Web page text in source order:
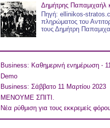
Δημήτρης Παπαμιχαήλ
Πηγή: ellinikos-
πληρώματος του
τους Δημήτρη
Business: Καθημερινή ενημέρωση ⋅
Demo
Business: Σάββατο 11 Μαρτίου 2023
ΜΕΝΟΥΜΕ ΣΠΙΤΙ.
Νέα ρύθμιση για τους εκκρεμείς